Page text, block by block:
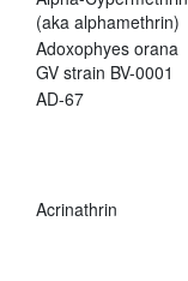
(aka alphamethrin)
Adoxophyes orana
GV strain BV-0001
AD-67
Acrinathrin